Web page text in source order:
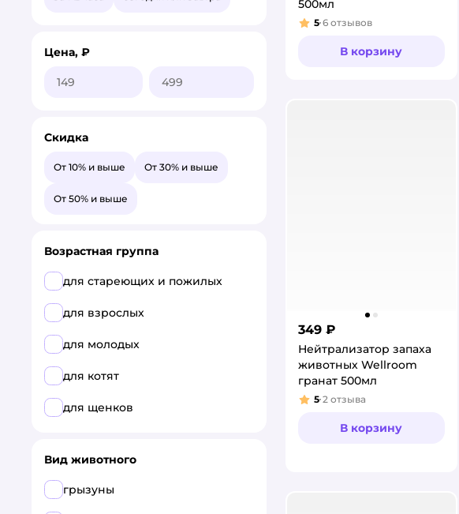
500мл
Рейтинг:
5 6 отзывов
В корзину
349 ₽
Нейтрализатор запаха
животных Wellroom
гранат 500мл
Рейтинг:
5 2 отзыва
В корзину
Цена, ₽
Скидка
От 10% и выше От 30% и выше
От 50% и выше
Возрастная группа
для стареющих и пожилых
для взрослых
для молодых
для котят
для щенков
Вид животного
грызуны